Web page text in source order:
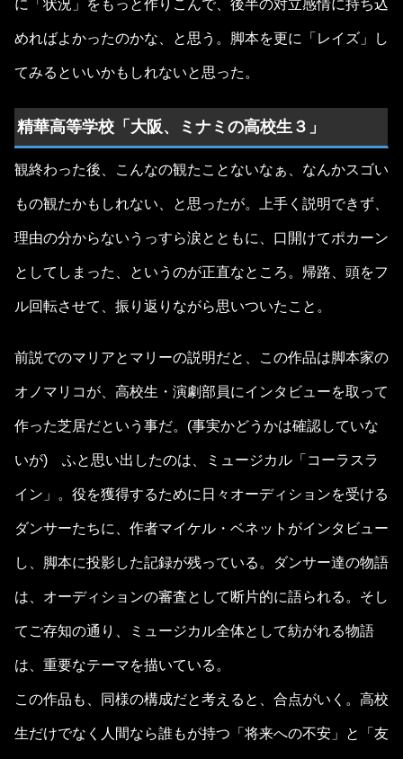
に「状況」をもっと作りこんで、後半の対立感情に持ち込
めればよかったのかな、と思う。脚本を更に「レイズ」し
てみるといいかもしれないと思った。
精華高等学校「大阪、ミナミの高校生３」
観終わった後、こんなの観たことないなぁ、なんかスゴい
もの観たかもしれない、と思ったが。上手く説明できず、
理由の分からないうっすら涙とともに、口開けてポカーン
としてしまった、というのが正直なところ。帰路、頭をフ
ル回転させて、振り返りながら思いついたこと。
前説でのマリアとマリーの説明だと、この作品は脚本家の
オノマリコが、高校生・演劇部員にインタビューを取って
作った芝居だという事だ。(事実かどうかは確認していな
いが) ふと思い出したのは、ミュージカル「コーラスラ
イン」。役を獲得するために日々オーディションを受ける
ダンサーたちに、作者マイケル・ベネットがインタビュー
し、脚本に投影した記録が残っている。ダンサー達の物語
は、オーディションの審査として断片的に語られる。そし
てご存知の通り、ミュージカル全体として紡がれる物語
は、重要なテーマを描いている。
この作品も、同様の構成だと考えると、合点がいく。高校
生だけでなく人間なら誰もが持つ「将来への不安」と「友